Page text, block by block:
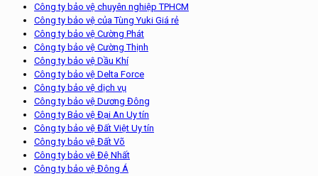
Công ty bảo vệ chuyên nghiệp TPHCM
Công ty bảo vệ của Tùng Yuki Giá rẻ
Công ty bảo vệ Cường Phát
Công ty bảo vệ Cường Thịnh
Công ty bảo vệ Dầu Khí
Công ty bảo vệ Delta Force
Công ty bảo vệ dịch vụ
Công ty bảo vệ Dương Đông
Công ty Bảo vệ Đại An Uy tín
Công ty bảo vệ Đất Việt Uy tín
Công ty bảo vệ Đất Võ
Công ty bảo vệ Đệ Nhất
Công ty bảo vệ Đông Á